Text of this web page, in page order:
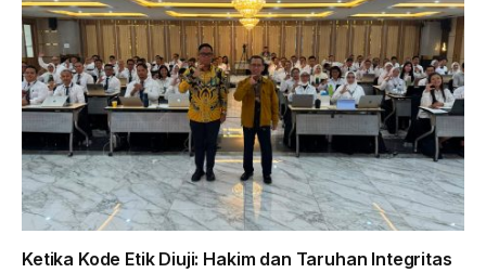
Ketika Kode Etik Diuji: Hakim dan Taruhan Integritas